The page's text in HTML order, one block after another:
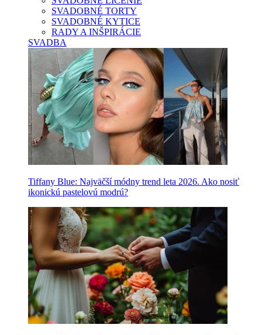
SVADOBNÉ TORTY
SVADOBNÉ KYTICE
RADY A INŠPIRÁCIE
SVADBA
Tiffany Blue: Najväčší módny trend leta 2026. Ako nosiť
ikonickú pastelovú modrú?